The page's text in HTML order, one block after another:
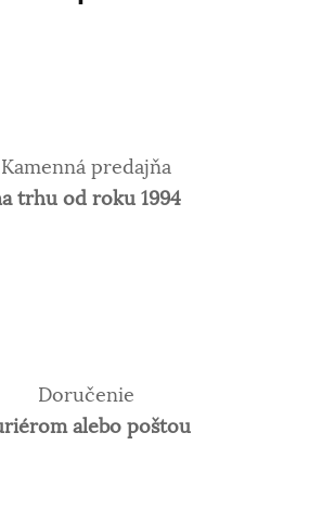
Kamenná predajňa
trhu od roku 1994
Doručenie
alebo poštou